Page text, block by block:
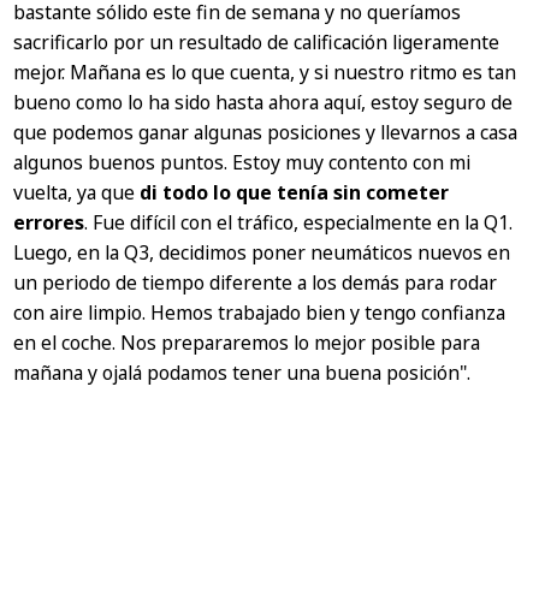
bastante sólido este fin de semana y no queríamos
sacrificarlo por un resultado de calificación ligeramente
mejor. Mañana es lo que cuenta, y si nuestro ritmo es tan
bueno como lo ha sido hasta ahora aquí, estoy seguro de
que podemos ganar algunas posiciones y llevarnos a casa
algunos buenos puntos. Estoy muy contento con mi
vuelta, ya que di todo lo que tenía sin cometer
errores. Fue difícil con el tráfico, especialmente en la Q1.
Luego, en la Q3, decidimos poner neumáticos nuevos en
un periodo de tiempo diferente a los demás para rodar
con aire limpio. Hemos trabajado bien y tengo confianza
en el coche. Nos prepararemos lo mejor posible para
mañana y ojalá podamos tener una buena posición".